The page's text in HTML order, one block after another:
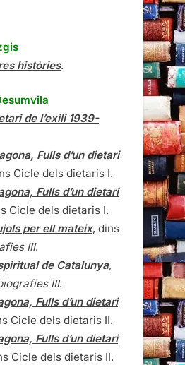
històries.
de l’exili 1939-
Fulls d’un dietari
Cicle dels dietaris I.
Fulls d’un dietari
Cicle dels dietaris I.
per ell mateix, dins
III.
de Catalunya,
III.
Fulls d’un dietari
Cicle dels dietaris II.
Fulls d’un dietari
Cicle dels dietaris II.